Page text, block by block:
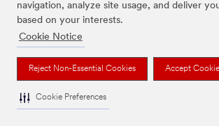
navigation, analyze site usage, and deliver
based on your interests.
Cookie Notice
Reject Non-Essential Cookies Accept
Cookie Preferences